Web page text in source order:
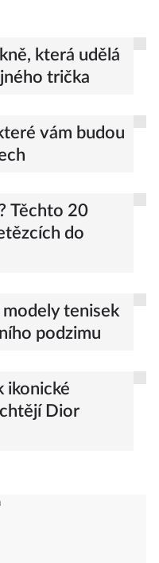
která udělá
trička
vám budou
Těchto 20
do
tenisek
podzimu
ikonické
Dior